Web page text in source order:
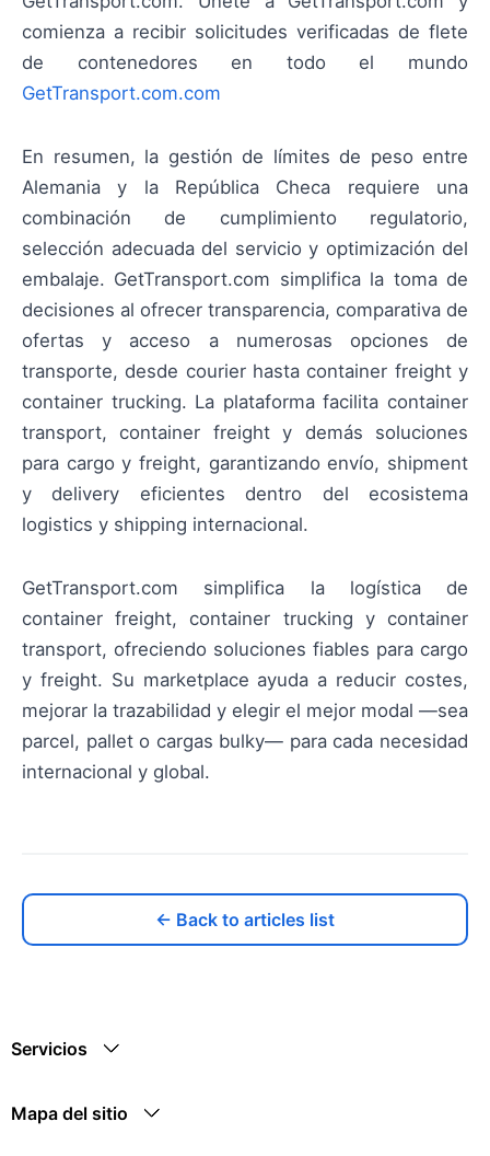
comienza a recibir solicitudes verificadas de flete
de contenedores en todo el mundo
GetTransport.com.com
En resumen, la gestión de límites de peso entre
Alemania y la República Checa requiere una
combinación de cumplimiento regulatorio,
selección adecuada del servicio y optimización del
embalaje. GetTransport.com simplifica la toma de
decisiones al ofrecer transparencia, comparativa de
ofertas y acceso a numerosas opciones de
transporte, desde courier hasta container freight y
container trucking. La plataforma facilita container
transport, container freight y demás soluciones
para cargo y freight, garantizando envío, shipment
y delivery eficientes dentro del ecosistema
logistics y shipping internacional.
GetTransport.com simplifica la logística de
container freight, container trucking y container
transport, ofreciendo soluciones fiables para cargo
y freight. Su marketplace ayuda a reducir costes,
mejorar la trazabilidad y elegir el mejor modal —sea
parcel, pallet o cargas bulky— para cada necesidad
internacional y global.
← Back to articles list
Servicios
Mapa del sitio